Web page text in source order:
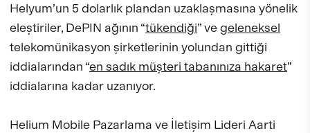
Helyum’un 5 dolarlık plandan uzaklaşmasına yönelik
eleştiriler, DePIN ağının “tükendiği” vegeleneksel
telekomünikasyon şirketlerinin yolundan gittiği
iddialarından “en sadık müşteri tabanınıza hakaret”
iddialarına kadar uzanıyor.
Helium Mobile Pazarlama ve İletişim Lideri Aarti